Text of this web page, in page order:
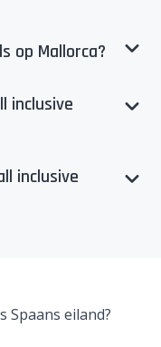
op Mallorca?
inclusive
eiland?